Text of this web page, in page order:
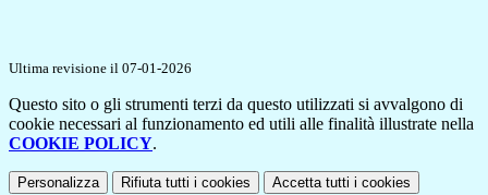
Ultima revisione il 07-01-2026
Questo sito o gli strumenti terzi da questo utilizzati si avvalgono di
cookie necessari al funzionamento ed utili alle finalità illustrate nella
COOKIE POLICY.
Personalizza Rifiuta tutti i cookies Accetta tutti i cookies